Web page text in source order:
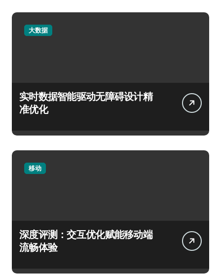
大数据
实时数据智能驱动无障碍设计精
准优化
移动
深度评测：交互优化赋能移动端
流畅体验